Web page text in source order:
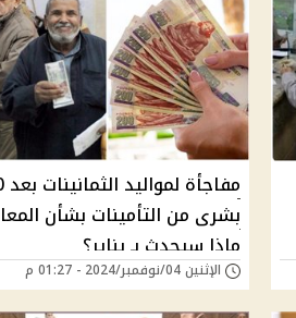
بشرى من التأمينات بشأن
ماذا سيحدث بـ يناير؟
الإثنين 04/نوفمبر/2024 - 01:27 م